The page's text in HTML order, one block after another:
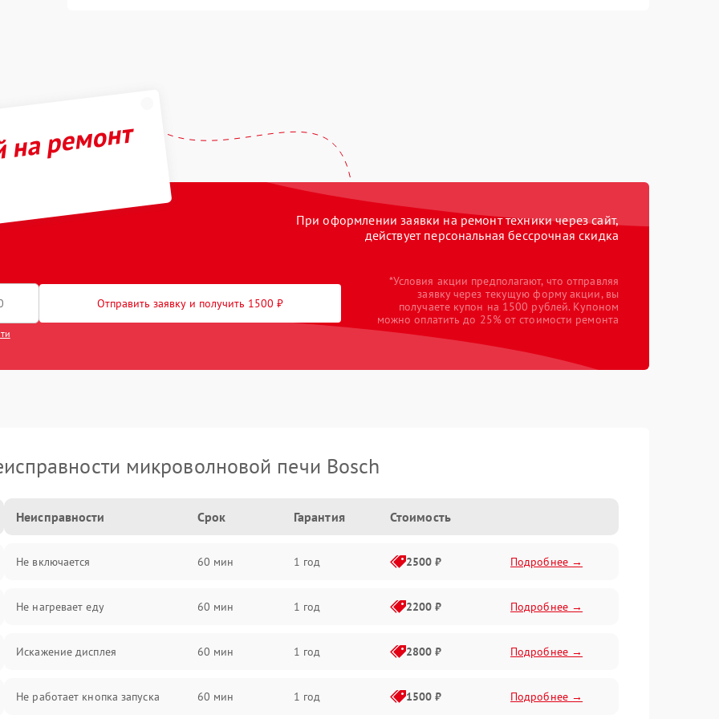
ремонт
При оформлении заявки на ремонт техники через сайт,
действует персональная бессрочная скидка
Отправить заявку и получить 1500 ₽
*Условия акции предполагают, что отправляя
заявку через текущую форму акции, вы
получаете купон на 1500 рублей. Купоном
можно оплатить до 25% от стоимости ремонта
микроволновой печи Bosch
Неисправности Срок Гарантия Стоимость
Не включается 60 мин 1 год 2500 ₽ Подробнее →
Не нагревает еду 60 мин 1 год 2200 ₽ Подробнее →
Искажение дисплея 60 мин 1 год 2800 ₽ Подробнее →
Не работает кнопка запуска 60 мин 1 год 1500 ₽ Подробнее →